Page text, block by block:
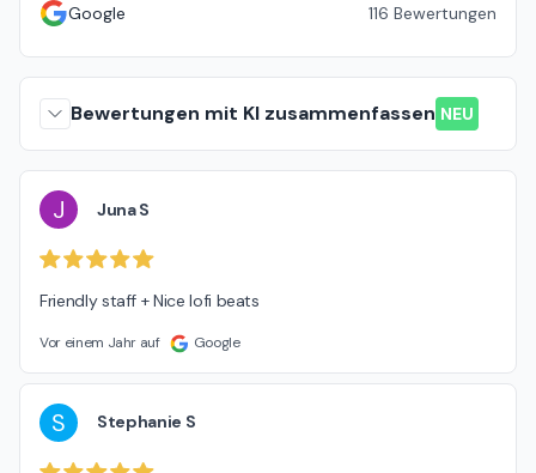
Google 116 Bewertungen
Bewertungen mit KI zusammenfassen NEU
J Juna S
Friendly staff + Nice lofi beats
Vor einem Jahr auf Google
S Stephanie S